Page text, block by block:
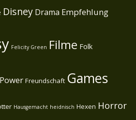
Disney Drama Empfehlung
Felicity Green Filme Folk
Freundschaft Games
Hausgemacht heidnisch Hexen Horror